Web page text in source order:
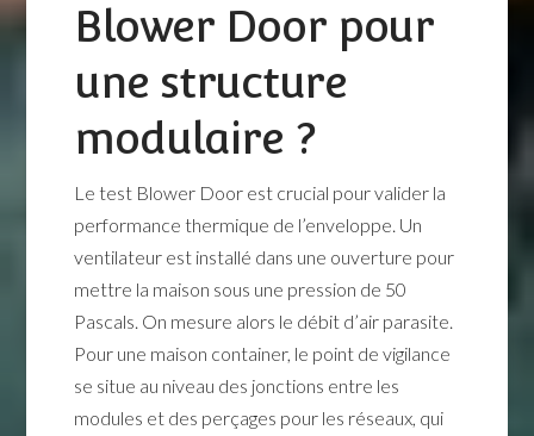
Blower Door pour
une structure
modulaire ?
Le test Blower Door est crucial pour valider la
performance thermique de l’enveloppe. Un
ventilateur est installé dans une ouverture pour
mettre la maison sous une pression de 50
Pascals. On mesure alors le débit d’air parasite.
Pour une maison container, le point de vigilance
se situe au niveau des jonctions entre les
modules et des perçages pour les réseaux, qui